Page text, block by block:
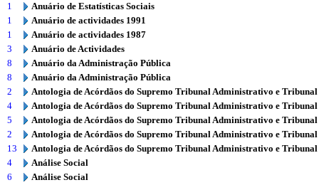
1
Anuário de Estatísticas Sociais
1
Anuário de actividades 1991
1
Anuário de actividades 1987
3
Anuário de Actividades
8
Anuário da Administração Pública
8
Anuário da Administração Pública
2
Antologia de Acórdãos do Supremo Tribunal Administrativo e
4
Antologia de Acórdãos do Supremo Tribunal Administrativo e
5
Antologia de Acórdãos do Supremo Tribunal Administrativo e
2
Antologia de Acórdãos do Supremo Tribunal Administrativo e
13
Antologia de Acórdãos do Supremo Tribunal Administrativo e
4
Análise Social
6
Análise Social